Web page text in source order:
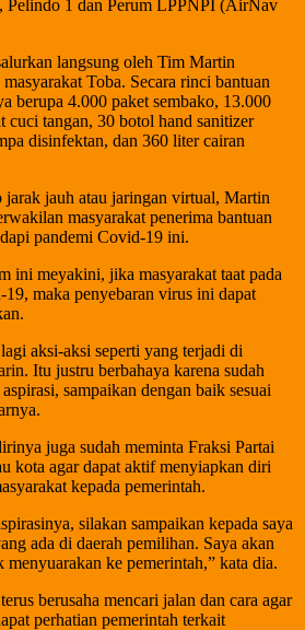
1 dan Perum LPPNPI (AirNav
langsung oleh Tim Martin
Toba. Secara rinci bantuan
berupa 4.000 paket sembako, 13.000
cuci tangan, 30 botol hand sanitizer
disinfektan, dan 360 liter cairan
jauh atau jaringan virtual, Martin
masyarakat penerima bantuan
pandemi Covid-19 ini.
ini meyakini, jika masyarakat taat pada
maka penyebaran virus ini dapat
aksi-aksi seperti yang terjadi di
Itu justru berbahaya karena sudah
sampaikan dengan baik sesuai
juga sudah meminta Fraksi Partai
kota agar dapat aktif menyiapkan diri
kepada pemerintah.
silakan sampaikan kepada saya
ada di daerah pemilihan. Saya akan
ke pemerintah,” kata dia.
berusaha mencari jalan dan cara agar
perhatian pemerintah terkait